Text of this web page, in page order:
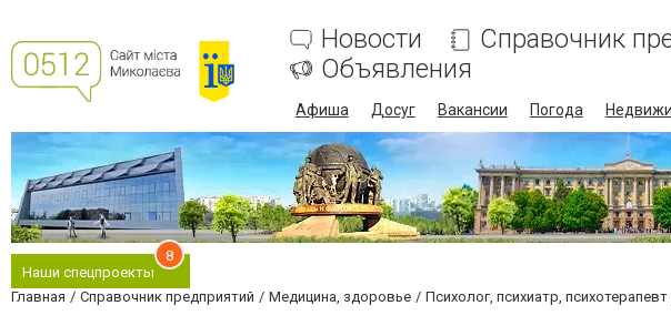
Новости Справочник
Объявления
Афиша Досуг Вакансии Погода
Наши спецпроекты
8
Главная Справочник предприятий Медицина, здоровье Психолог, психиатр, психотерапевт